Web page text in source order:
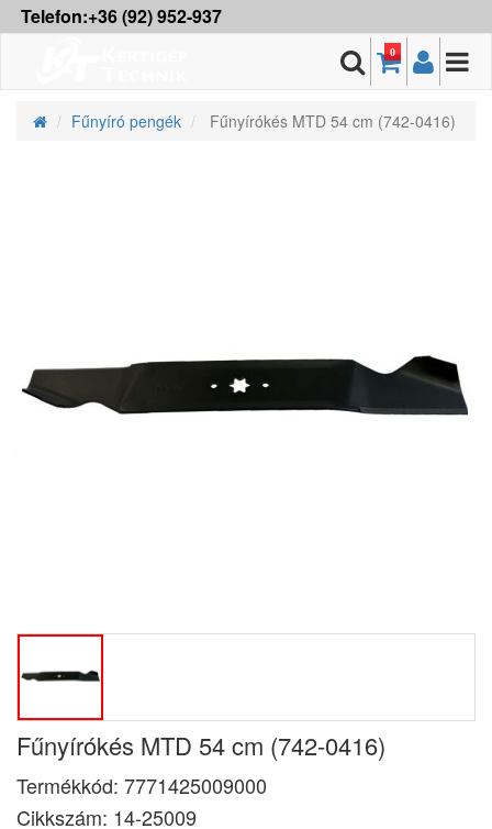
Telefon:+36 (92) 952-937
0
Fűnyíró pengék Fűnyírókés MTD 54 cm (742-0416)
Fűnyírókés MTD 54 cm (742-0416)
Termékkód: 7771425009000
Cikkszám: 14-25009